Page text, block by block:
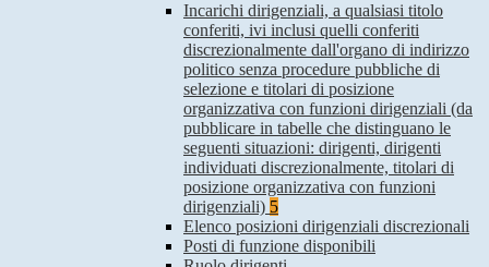
Incarichi dirigenziali, a qualsiasi titolo
conferiti, ivi inclusi quelli conferiti
discrezionalmente dall'organo di indirizzo
politico senza procedure pubbliche di
selezione e titolari di posizione
organizzativa con funzioni dirigenziali (da
pubblicare in tabelle che distinguano le
seguenti situazioni: dirigenti, dirigenti
individuati discrezionalmente, titolari di
posizione organizzativa con funzioni
dirigenziali) 5
Elenco posizioni dirigenziali discrezionali
Posti di funzione disponibili